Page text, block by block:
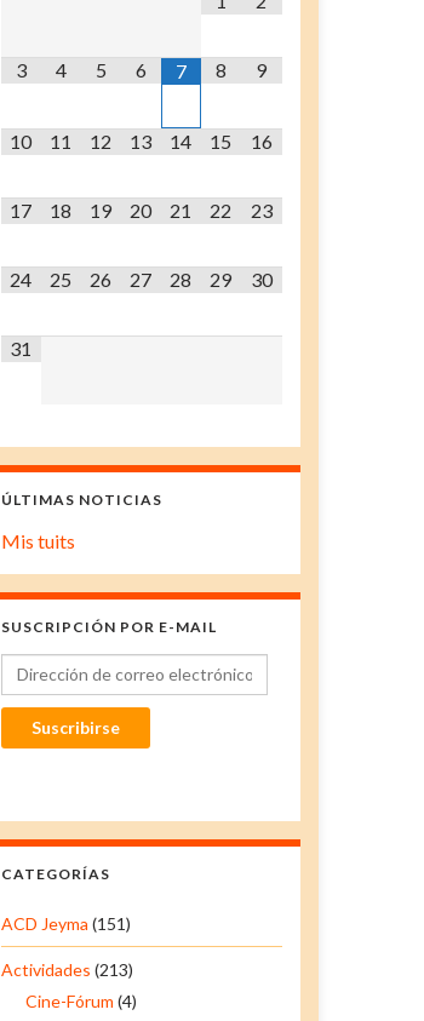
3 4 5 6 7 8 9
10 11 12 13 14 15 16
17 18 19 20 21 22 23
24 25 26 27 28 29 30
31
ÚLTIMAS NOTICIAS
Mis tuits
SUSCRIPCIÓN POR E-MAIL
Dirección de correo electrónico
Suscribirse
CATEGORÍAS
ACD Jeyma (151)
Actividades (213)
Cine-Fórum (4)